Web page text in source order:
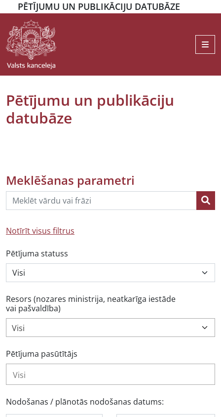
PĒTĪJUMU UN PUBLIKĀCIJU DATUBĀZE
Pētījumu un publikāciju
datubāze
Meklēšanas parametri
Notīrīt visus filtrus
Pētījuma statuss
Resors (nozares ministrija, neatkarīga iestāde
vai pašvaldība)
Visi
Pētījuma pasūtītājs
Nodošanas / plānotās nodošanas datums: